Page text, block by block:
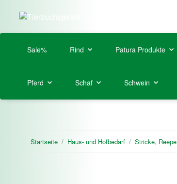
Sale% Rind Patura Produkte
Pferd Schaf Schwein
Startseite Haus- und Hofbedarf Stricke, Reepe